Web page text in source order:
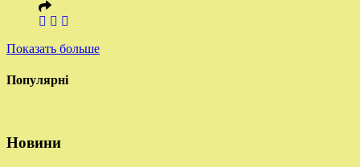
Показать больше
Популярні
Новини